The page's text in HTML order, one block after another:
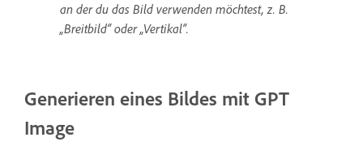
an der du das Bild verwenden möchtest, z. B.
„Breitbild“ oder „Vertikal“.
Generieren eines Bildes mit GPT
Image